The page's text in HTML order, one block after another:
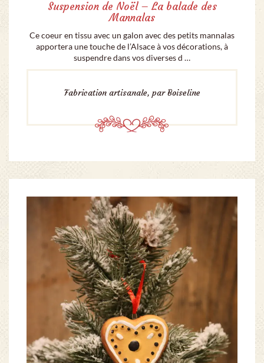
Suspension de Noël – La balade des
Mannalas
Ce coeur en tissu avec un galon avec des petits mannalas
apportera une touche de l’Alsace à vos décorations, à
suspendre dans vos diverses d …
Fabrication artisanale, par Boiseline